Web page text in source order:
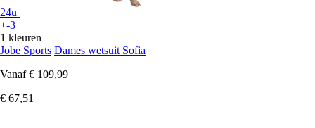
24u
+-3
1 kleuren
Jobe Sports Dames wetsuit Sofia
Vanaf € 109,99
€ 67,51